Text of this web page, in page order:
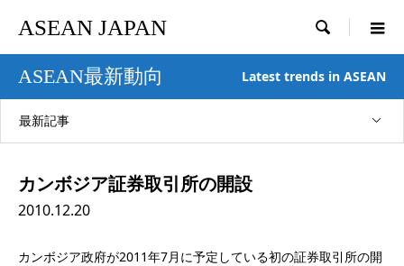
ASEAN JAPAN 
ASEAN最新動向 Latest trends in ASEAN
最新記事
カンボジア証券取引所の開設
2010.12.20
カンボジア政府が2011年7月に予定している初の証券取引所の開